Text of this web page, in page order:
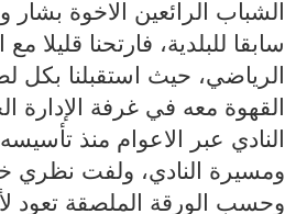
الشباب الرائعين الاخوة بشار
سابقا للبلدية، فارتحنا
الرياضي، حيث استقبلنا بكل
القهوة معه في غرفة الإدارة
ومسيرة النادي، ولفت نظري